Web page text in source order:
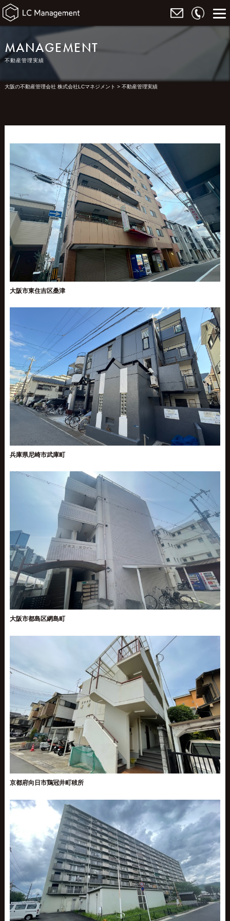
MANAGEMENT
不動産管理実績
大阪の不動産管理会社 株式会社LCマネジメント > 不動産管理実績
大阪市東住吉区桑津
兵庫県尼崎市武庫町
大阪市都島区網島町
京都府向日市鶏冠井町秡所